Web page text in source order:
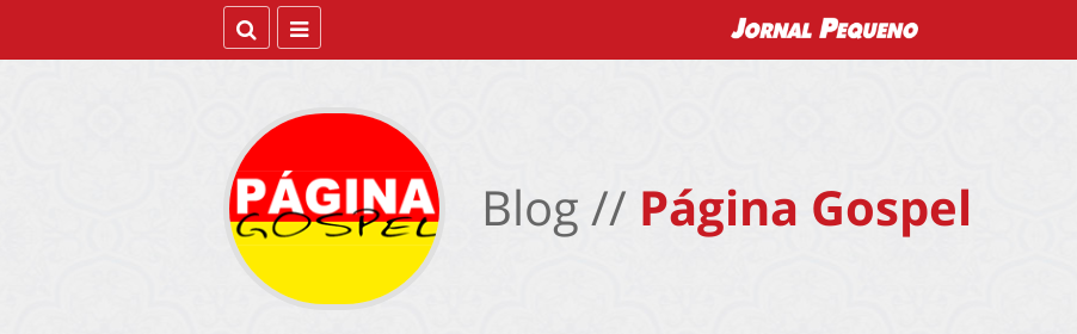
Blog // Página Gospel